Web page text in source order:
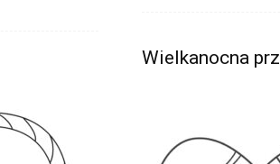
Wielkanocna